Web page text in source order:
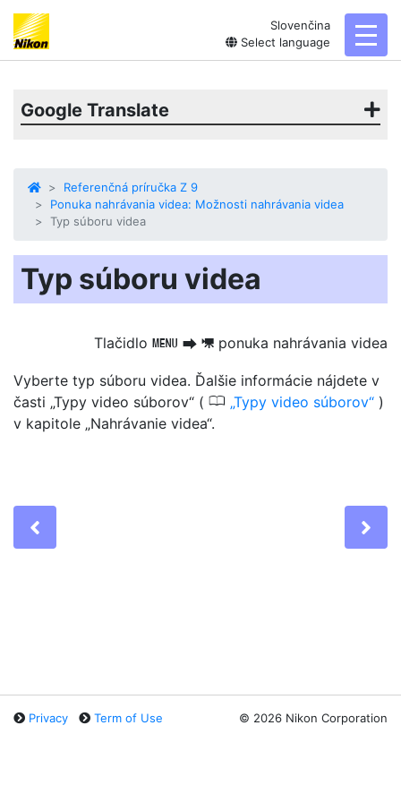
Slovenčina
Select language
Google Translate
Referenčná príručka Z 9
Ponuka nahrávania videa: Možnosti nahrávania videa
Typ súboru videa
Typ súboru videa
Tlačidlo G U 1 ponuka nahrávania videa
Vyberte typ súboru videa. Ďalšie informácie nájdete v
časti „Typy video súborov“ ( 0 Typy video súborov )
v kapitole „Nahrávanie videa“.
Privacy Term of Use © 2026 Nikon Corporation